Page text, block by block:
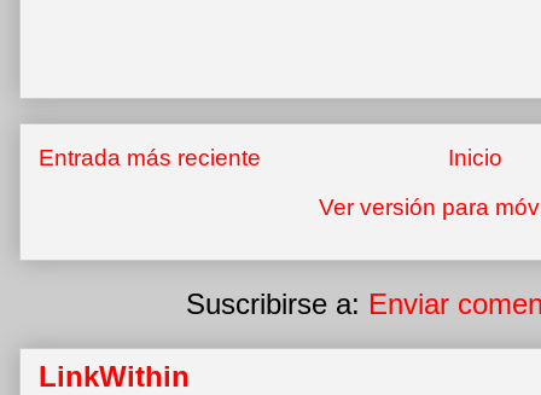
Entrada más reciente
Inicio
Ver versión para
Suscribirse a: Enviar
LinkWithin